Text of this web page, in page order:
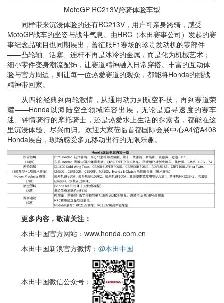
MotoGP RC213V跨骑体验车型
同样带来沉浸体验的还有RC213V，用户可亲身跨骑，感受
MotoGP战车的坐姿与战斗气息。由HRC（本田赛事公司）发起的赛
事纪念品项目也同期展出，曾征服F1赛场的珍贵发动机的零部件
——凸轮轴、活塞、连杆不再是冰冷的金属，而是化为机械艺术；
细小零件变身潮流配饰，让赛道精神融入日常穿搭。丰富的互动体
验与官方周边，则让每一位热爱赛道的观众，都能将Honda的挑战
精神带回家。
从四轮经典到两轮激情，从通用动力到航空科技，再到赛道荣
耀——Honda以海陆空全领域阵容出展，无论是追寻速度的赛车
迷、钟情骑行的摩托骑士，还是热爱水上生活的探索者，都能在这
里沉浸体验、尽兴而归。欢迎大家莅临首都国际会展中心A4馆A408
Honda展台，现场感受多元移动出行的无限乐趣。
更多内容，敬请关注：
本田中国官方网站：www.honda.com.cn
本田中国新浪官方微博： @本田中国
本田中国微信公众号：